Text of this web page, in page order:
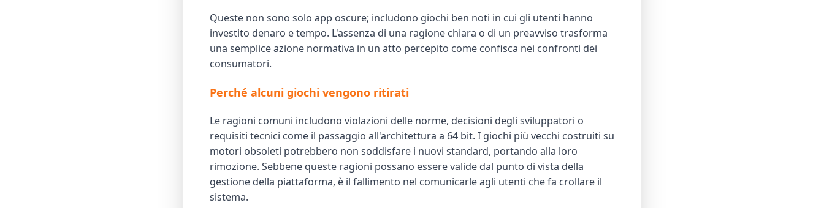
Queste non sono solo app oscure; includono giochi ben noti in cui gli utenti hanno
investito denaro e tempo. L'assenza di una ragione chiara o di un preavviso trasforma
una semplice azione normativa in un atto percepito come confisca nei confronti dei
consumatori.
Perché alcuni giochi vengono ritirati
Le ragioni comuni includono violazioni delle norme, decisioni degli sviluppatori o
requisiti tecnici come il passaggio all'architettura a 64 bit. I giochi più vecchi costruiti su
motori obsoleti potrebbero non soddisfare i nuovi standard, portando alla loro
rimozione. Sebbene queste ragioni possano essere valide dal punto di vista della
gestione della piattaforma, è il fallimento nel comunicarle agli utenti che fa crollare il
sistema.